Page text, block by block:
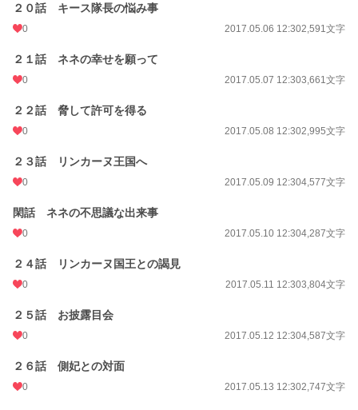
２０話 キース隊長の悩み事
0 2017.05.06 12:302,591文字
２１話 ネネの幸せを願って
0 2017.05.07 12:303,661文字
２２話 脅して許可を得る
0 2017.05.08 12:302,995文字
２３話 リンカーヌ王国へ
0 2017.05.09 12:304,577文字
閑話 ネネの不思議な出来事
0 2017.05.10 12:304,287文字
２４話 リンカーヌ国王との謁見
0 2017.05.11 12:303,804文字
２５話 お披露目会
0 2017.05.12 12:304,587文字
２６話 側妃との対面
0 2017.05.13 12:302,747文字